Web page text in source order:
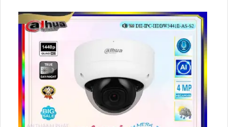
bị công nghệ IP Wifi tiên tiến, đảm bảo không giảm chất
lượng hình ảnh Hồng Ngoại SMD